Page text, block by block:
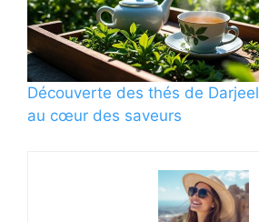
Découverte des thés de
au cœur des saveurs